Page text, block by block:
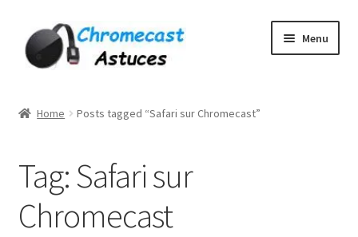
Skip
to
navigation
Skip
to
content
Menu
Cart
Checkout
Home Posts tagged “Safari sur Chromecast”
Tag:Safari sur
Chromecast